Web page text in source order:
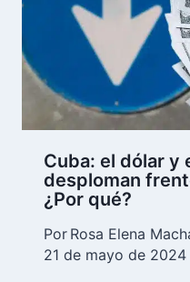
Cuba: el dólar y
desploman
¿Por qué?
Por Rosa Elena
21 de mayo de 2024